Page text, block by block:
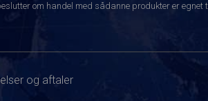
om handel med sådanne produkter er egnet
og aftaler